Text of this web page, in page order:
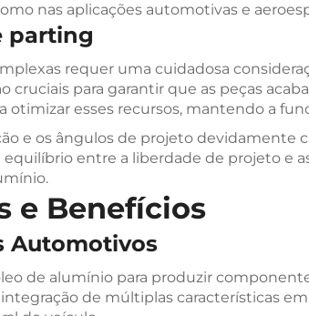
nas aplicações automotivas e
parting
requer uma cuidadosa
cruciais para garantir que as peças
otimizar esses recursos, mantendo a
e os ângulos de projeto devidamente
entre a liberdade de projeto e
e Benefícios
Automotivos
de alumínio para produzir
de múltiplas características